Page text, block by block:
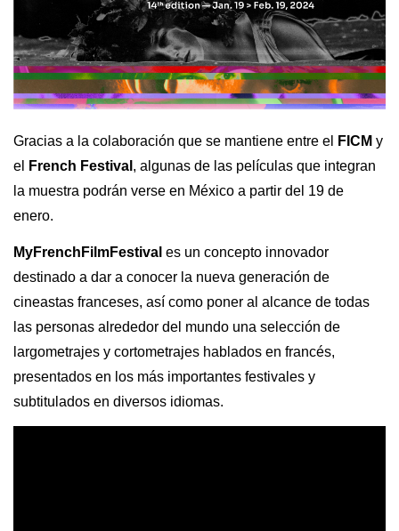
Gracias a la colaboración que se mantiene entre el FICM y
el
French Festival , algunas de las películas que integran
la muestra podrán verse en México a partir del 19 de
enero.
MyFrenchFilmFestival es un concepto innovador
destinado a dar a conocer la nueva generación de
cineastas franceses, así como poner al alcance de todas
las personas alrededor del mundo una selección de
largometrajes y cortometrajes hablados en francés,
presentados en los más importantes festivales y
subtitulados en diversos idiomas.